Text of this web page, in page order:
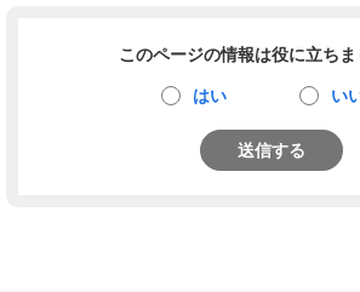
このページの情報は役に立ちま
はい い
送信する